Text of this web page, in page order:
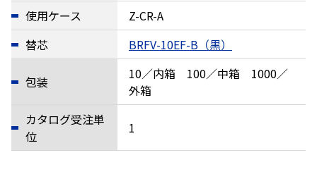
使用ケース
Z-CR-A
替芯
BRFV-10EF-B（黒）
包装
10／内箱 100／中箱 1000／
外箱
カタログ受注単
位
1